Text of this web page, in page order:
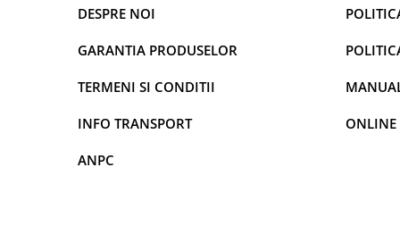
Rame adaptoare Citroen
Rame adaptoare Daihatsu
Rame adaptoare Mazda
Rame adaptoare Kia
DESPRE NOI
GARANTIA PRODUSELOR
TERMENI SI CONDITII
INFO TRANSPORT
ANPC
ONLINE